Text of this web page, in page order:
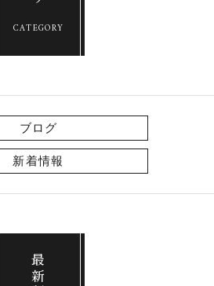
CATEGORY
ブログ
新着情報